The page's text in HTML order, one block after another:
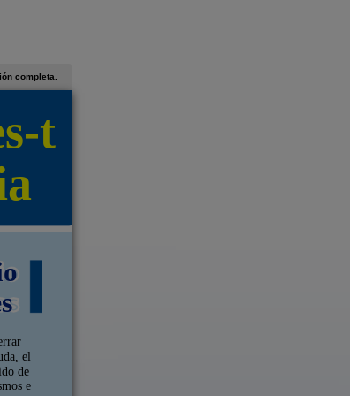
completa.
el
de
e
t